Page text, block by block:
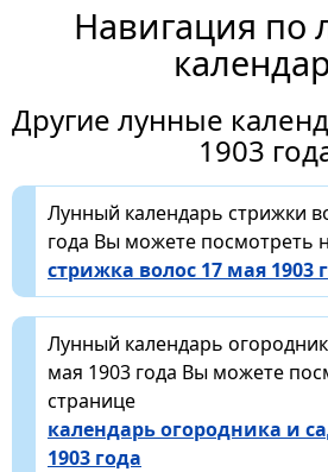
Навигация по
Другие лунные
1903
Лунный календарь стрижки
года Вы можете посмотреть
стрижка волос 17 мая 1903
Лунный календарь
мая 1903 года Вы можете
странице
календарь огородника и
1903 года